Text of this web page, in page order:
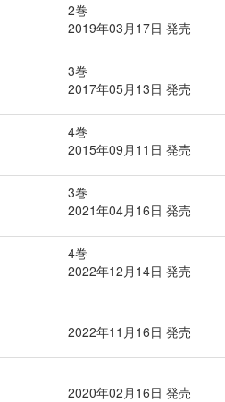
2巻
2019年03月17日 発売
3巻
2017年05月13日 発売
4巻
2015年09月11日 発売
3巻
2021年04月16日 発売
4巻
2022年12月14日 発売
2022年11月16日 発売
2020年02月16日 発売